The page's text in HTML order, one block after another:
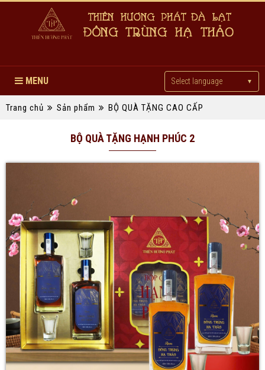
Select language ▼
MENU
Trang chủ Sản phẩm BỘ QUÀ TẶNG CAO CẤP
BỘ QUÀ TẶNG HẠNH PHÚC 2